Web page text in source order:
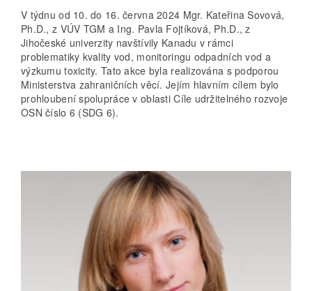
V týdnu od 10. do 16. června 2024 Mgr. Kateřina Sovová,
Ph.D., z VÚV TGM a Ing. Pavla Fojtíková, Ph.D., z
Jihočeské univerzity navštívily Kanadu v rámci
problematiky kvality vod, monitoringu odpadních vod a
výzkumu toxicity. Tato akce byla realizována s podporou
Ministerstva zahraničních věcí. Jejím hlavním cílem bylo
prohloubení spolupráce v oblasti Cíle udržitelného rozvoje
OSN číslo 6 (SDG 6).